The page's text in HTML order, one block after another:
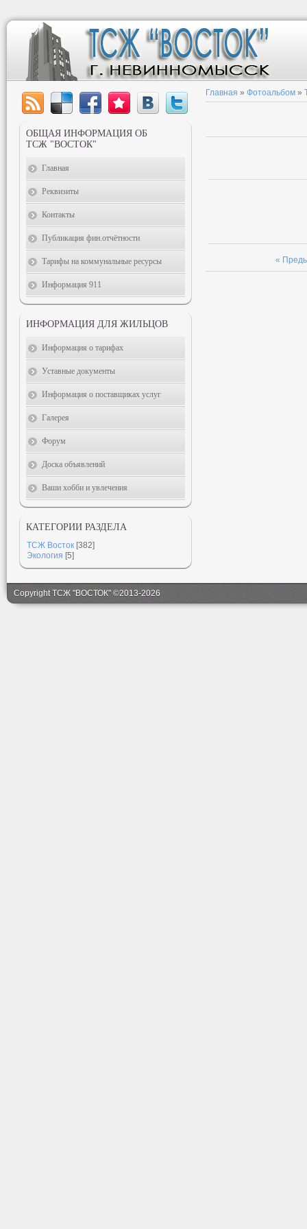
Главная » Фотоальбом »
«
ОБЩАЯ ИНФОРМАЦИЯ ОБ
ТСЖ "ВОСТОК"
Главная
Реквизиты
Контакты
Публикация фин.отчётности
Тарифы на коммунальные ресурсы
Информация 911
ИНФОРМАЦИЯ ДЛЯ ЖИЛЬЦОВ
Информация о тарифах
Уставные документы
Информация о поставщиках услуг
Галерея
Форум
Доска объявлений
Ваши хобби и увлечения
КАТЕГОРИИ РАЗДЕЛА
ТСЖ Восток [382]
Экология [5]
Copyright ТСЖ "ВОСТОК" ©2013-2026